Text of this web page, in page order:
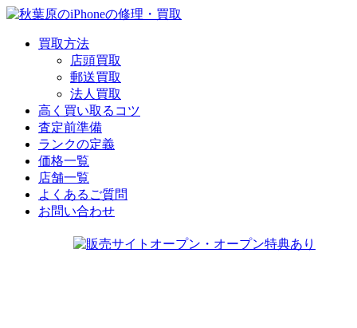
買取方法
店頭買取
郵送買取
法人買取
高く買い取るコツ
査定前準備
ランクの定義
価格一覧
店舗一覧
よくあるご質問
お問い合わせ